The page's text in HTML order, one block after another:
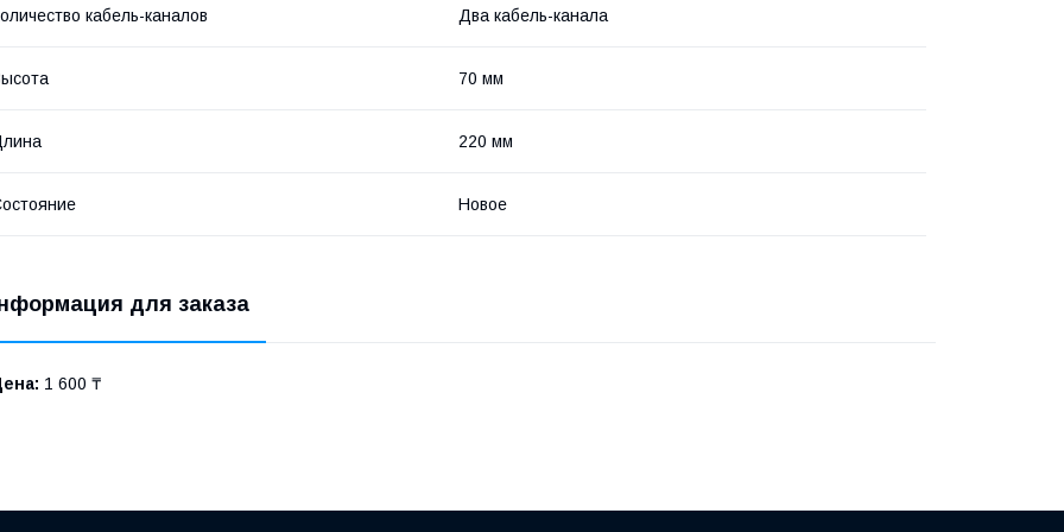
кабель-каналов Два кабель-канала
70 мм
220 мм
Новое
для заказа
1 600 ₸